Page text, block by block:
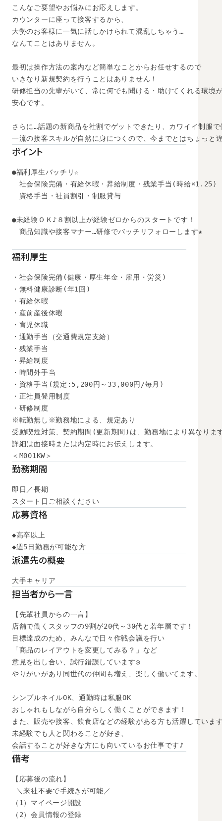
こんなご要望やお悩みにお応えします。
カウンターに座って接客するから、
大勢のお客様に一気に話しかけられて混乱しちゃう…
なんてことはありません。
最初は操作方法の案内など簡単なことからお任せするので
いきなり新規契約を行うことはありません！
研修担当の先輩がいて、常に何でも聞ける・助けてくれる環境
安心です。
さらに…話題の新商品を社割でゲットできたり、カワイイ制服
一流の接客スキルが自然に身につくので、今までとはちょっ
ポイント
●福利厚生バッチリ☆
社会保険完備・有給休暇・昇給制度・残業手当(時給×1.25)
資格手当・社員割引・制服貸与
●未経験ＯＫ♪８割以上が経験ゼロからのスタートです！
商品知識や接客マナー…研修でバッチリフォローします★
福利厚生
・社会保険完備(健康・厚生年金・雇用・労災)
・無料健康診断(年1回)
・有給休暇
・産前産後休暇
・育児休職
・通勤手当（交通費規定支給）
・残業手当
・昇給制度
・時間外手当
・資格手当(規定:5,200円～33,000円/毎月)
・正社員登用制度
・研修制度
※転勤無し※勤務地による、規定あり
受動喫煙対策、契約期間(更新期間)は、勤務地により異なりま
詳細は面接時または内定時にお伝えします。
＜M001KW＞
勤務期間
即日／長期
スタート日ご相談ください
応募資格
◆高卒以上
◆週5日勤務が可能な方
派遣先の概要
大手キャリア
担当者から一言
【先輩社員からの一言】
店舗で働くスタッフの9割が20代～30代と若年層です！
目標達成のため、みんなで日々作戦会議を行い
「商品のレイアウトを変更してみる？」など
意見を出し合い、試行錯誤しています◎
やりがいがあり同世代の仲間も増え、楽しく働いてます。
シンプルネイルOK、通勤時は私服OK
おしゃれもしながら自分らしく働くことができます！
また、販売や接客、飲食店などの経験がある方も活躍していま
未経験でも人と関わることが好き、
会話することが好きな方にも向いているお仕事です♪
備考
【応募後の流れ】
＼来社不要で手続きが可能／
（1）マイページ開設
（2）会員情報の登録